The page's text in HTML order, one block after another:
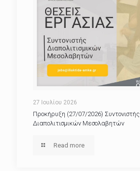
27 Ιουλίου 2026
Προκήρυξη (27/07/2026) Συντονιστής
Διαπολιτισμικών Μεσολαβητών
Read more